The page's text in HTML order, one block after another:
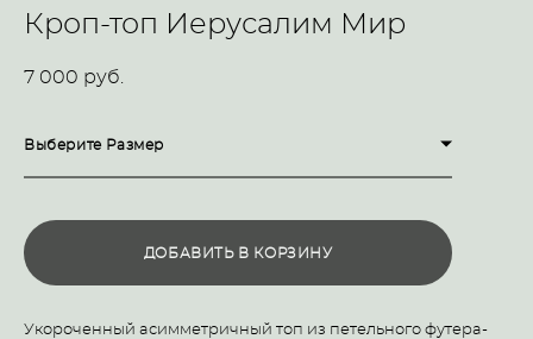
Кроп-топ Иерусалим Мир
7 000 pуб.
Выберите Размер
ДОБАВИТЬ В КОРЗИНУ
Укороченный асимметричный топ из петельного футера-